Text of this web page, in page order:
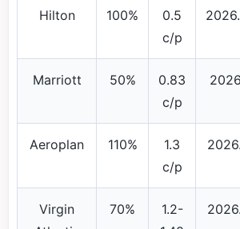
Hilton 100%
0.5
c/p
Marriott 50%
0.83
c/p
Aeroplan 110%
1.3
c/p
Virgin
70%
1.2-